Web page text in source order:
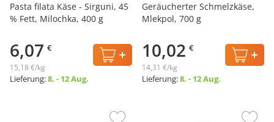
Pasta filata Käse - Sirguni, 45
% Fett, Milochka, 400 g
6,07 €
15,18 €/kg
Lieferung:8. - 12 Aug.
Geräucherter Schmelzkäse,
Mlekpol, 700 g
10,02 €
14,31 €/kg
Lieferung:8. - 12 Aug.